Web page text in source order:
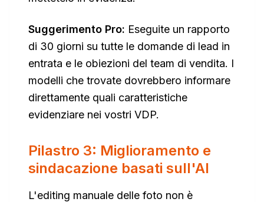
Suggerimento Pro: Eseguite un rapporto
di 30 giorni su tutte le domande di lead in
entrata e le obiezioni del team di vendita. I
modelli che trovate dovrebbero informare
direttamente quali caratteristiche
evidenziare nei vostri VDP.
Pilastro 3: Miglioramento e
sindacazione basati sull'AI
L'editing manuale delle foto non è